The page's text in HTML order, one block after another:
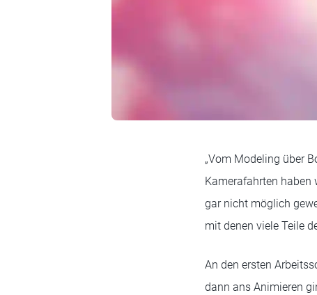
„Vom Modeling über
Kamerafahrten haben
gar nicht möglich
mit denen viele Teile
An den ersten
dann ans Animieren